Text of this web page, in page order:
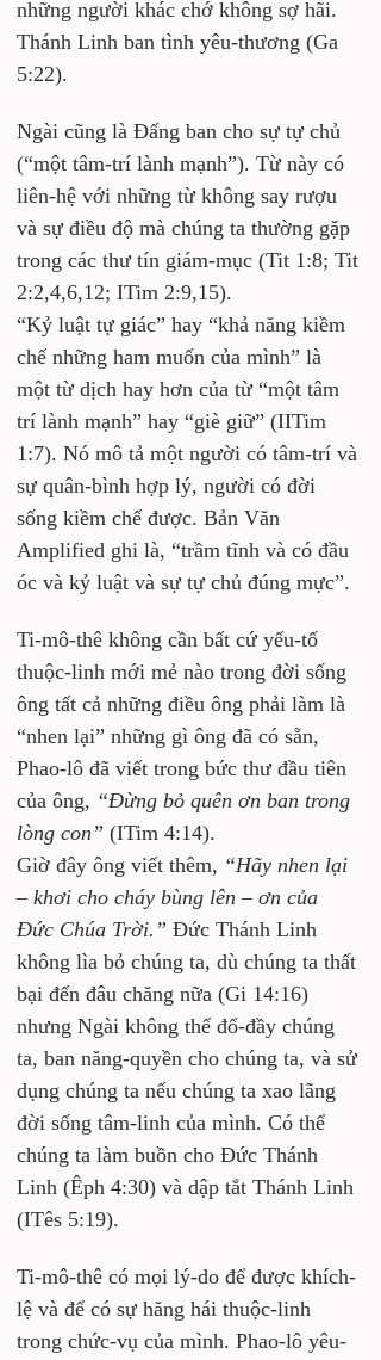
những người khác chớ không sợ hãi.
Thánh Linh ban tình yêu-thương (Ga
5:22).
Ngài cũng là Đấng ban cho sự tự chủ
(“một tâm-trí lành mạnh”). Từ này có
liên-hệ với những từ không say rượu
và sự điều độ mà chúng ta thường gặp
trong các thư tín giám-mục (Tit 1:8; Tit
2:2,4,6,12; ITim 2:9,15).
“Kỷ luật tự giác” hay “khả năng kiềm
chế những ham muốn của mình” là
một từ dịch hay hơn của từ “một tâm
trí lành mạnh” hay “giè giữ” (IITim
1:7). Nó mô tả một người có tâm-trí và
sự quân-bình hợp lý, người có đời
sống kiềm chế được. Bản Văn
Amplified ghi là, “trầm tĩnh và có đầu
óc và kỷ luật và sự tự chủ đúng mực”.
Ti-mô-thê không cần bất cứ yếu-tố
thuộc-linh mới mẻ nào trong đời sống
ông tất cả những điều ông phải làm là
“nhen lại” những gì ông đã có sẵn,
Phao-lô đã viết trong bức thư đầu tiên
của ông, “Đừng bỏ quên ơn ban trong
lòng con” (ITim 4:14).
Giờ đây ông viết thêm, “Hãy nhen lại
– khơi cho cháy bùng lên – ơn của
Đức Chúa Trời.” Đức Thánh Linh
không lìa bỏ chúng ta, dù chúng ta thất
bại đến đâu chăng nữa (Gi 14:16)
nhưng Ngài không thể đổ-đầy chúng
ta, ban năng-quyền cho chúng ta, và sử
dụng chúng ta nếu chúng ta xao lãng
đời sống tâm-linh của mình. Có thể
chúng ta làm buồn cho Đức Thánh
Linh (Êph 4:30) và dập tắt Thánh Linh
(ITês 5:19).
Ti-mô-thê có mọi lý-do để được khích-
lệ và để có sự hăng hái thuộc-linh
trong chức-vụ của mình. Phao-lô yêu-